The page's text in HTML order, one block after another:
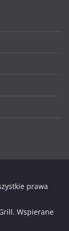
prawa
Wspierane